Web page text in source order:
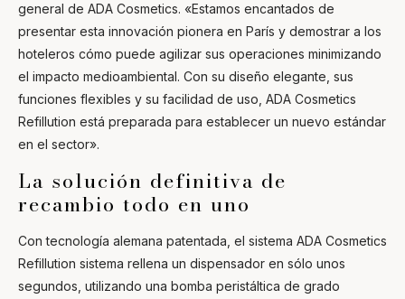
general de ADA Cosmetics. «Estamos encantados de
presentar esta innovación pionera en París y demostrar a los
hoteleros cómo puede agilizar sus operaciones minimizando
el impacto medioambiental. Con su diseño elegante, sus
funciones flexibles y su facilidad de uso, ADA Cosmetics
Refillution está preparada para establecer un nuevo estándar
en el sector».
La solución definitiva de
recambio todo en uno
Con tecnología alemana patentada, el sistema ADA Cosmetics
Refillution sistema rellena un dispensador en sólo unos
segundos, utilizando una bomba peristáltica de grado
questions about our hotel cosmetics